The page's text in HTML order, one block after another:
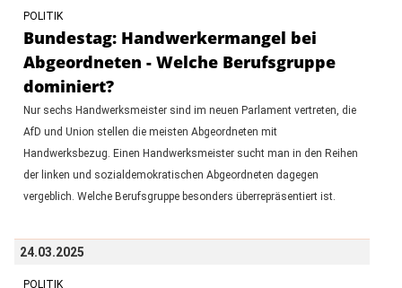
POLITIK
Bundestag: Handwerkermangel bei
Abgeordneten - Welche Berufsgruppe
dominiert?
Nur sechs Handwerksmeister sind im neuen Parlament vertreten, die
AfD und Union stellen die meisten Abgeordneten mit
Handwerksbezug. Einen Handwerksmeister sucht man in den Reihen
der linken und sozialdemokratischen Abgeordneten dagegen
vergeblich. Welche Berufsgruppe besonders überrepräsentiert ist.
24.03.2025
POLITIK